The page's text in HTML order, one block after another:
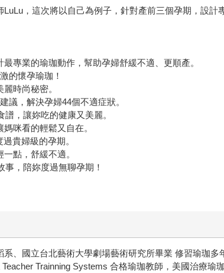
LuLu，這次將以自己為例子，針對產前三個孕期，設
專業的瑜珈動作，幫助孕婦舒緩不適、更順產。
的懷孕瑜珈！
時尚秘密。
議，解決孕婦44個不適症狀。
譜，讓妳吃的健康又美麗。
咪看的輕鬆又自在。
貴婦級的孕期。
點，舒緩不適。
事，陪妳度過無聊孕期！
系、國立台北藝術大學劇場藝術研究所畢業 修習瑜珈
Trainning Systems 合格瑜珈教師，美國治療